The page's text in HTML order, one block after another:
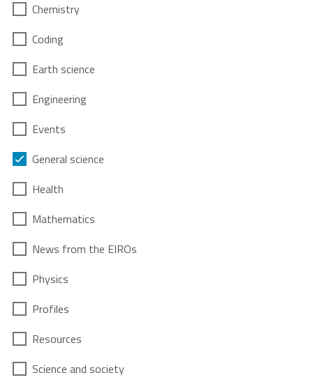
Chemistry
Coding
Earth science
Engineering
Events
General science
Health
Mathematics
News from the EIROs
Physics
Profiles
Resources
Science and society